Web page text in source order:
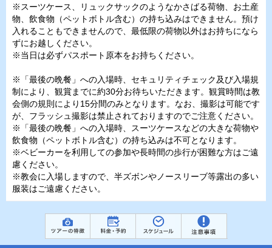
※スーツケース、リュックサックのようなかさばる荷物、お土産
物、飲食物（ペットボトル含む）の持ち込みはできません。預け
入れることもできませんので、最低限の荷物以外はお持ちになら
ずにお越しください。
※当日は必ずパスポート原本をお持ちください。
※「最後の晩餐」への入場時、セキュリティチェック及び入場規
制により、観賞までに約30分お待ちいただきます。観賞時間は教
会側の規則により15分間のみとなります。なお、撮影は可能です
が、フラッシュ撮影は禁止されておりますのでご注意ください。
※「最後の晩餐」への入場時、スーツケースなどの大きな荷物や
飲食物（ペットボトル含む）の持ち込みは不可となります。
※ベビーカーを利用しての参加や長時間の歩行が困難な方はご遠
慮ください。
※教会に入場しますので、半ズボンやノースリーブ等露出の多い
服装はご遠慮ください。